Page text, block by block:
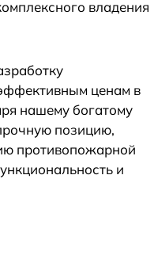
владения
ценам в
нашему богатому
позицию,
противопожарной
и